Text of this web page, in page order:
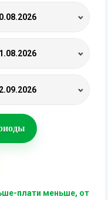
плати меньше, от